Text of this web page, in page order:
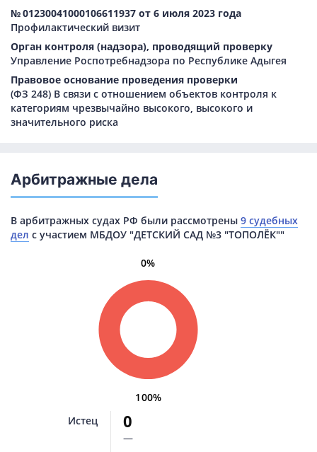
№ 01230041000106611937 от 6 июля 2023 года
Профилактический визит
Орган контроля (надзора), проводящий проверку
Управление Роспотребнадзора по Республике Адыгея
Правовое основание проведения проверки
(ФЗ 248) В связи с отношением объектов контроля к
категориям чрезвычайно высокого, высокого и
значительного риска
Арбитражные дела
В арбитражных судах РФ были рассмотрены 9 судебных
дел с участием МБДОУ "ДЕТСКИЙ САД №3 "ТОПОЛЁК""
0%
100%
Истец
0
—